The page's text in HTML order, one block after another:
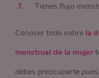
Tienes flujo
Conocer todo sobre la
menstrual de la mujer
debes preocuparte